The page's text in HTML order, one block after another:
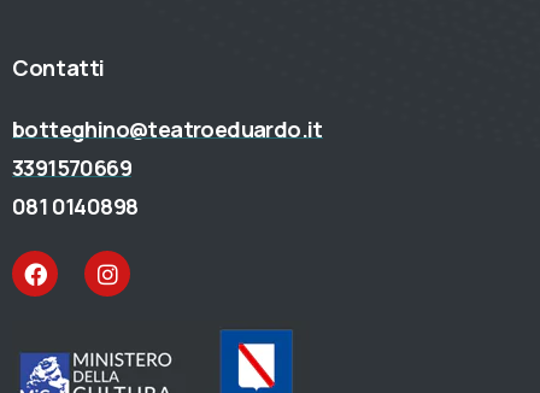
Contatti
botteghino@teatroeduardo.it
3391570669
081 0140898